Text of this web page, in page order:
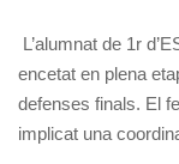
L’alumnat de 1r
encetat en plena
defenses finals. El
implicat una